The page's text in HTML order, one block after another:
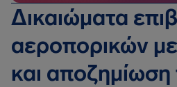
Δικαιώματα
αεροπορικών
και